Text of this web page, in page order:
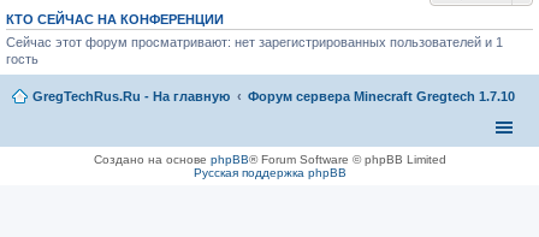
КТО СЕЙЧАС НА КОНФЕРЕНЦИИ
Сейчас этот форум просматривают: нет зарегистрированных пользователей и 1
гость
GregTechRus.Ru - На главную Форум сервера Minecraft Gregtech 1.7.10
Создано на основе phpBB® Forum Software © phpBB Limited
Русская поддержка phpBB